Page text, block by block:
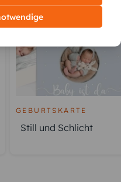
GEBURTSKARTE
Still und Schlicht